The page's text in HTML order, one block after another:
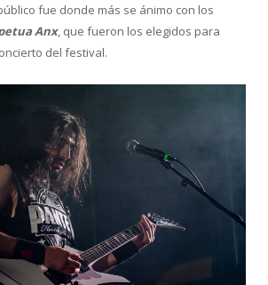
fue donde más se ánimo con los
Anx, que fueron los elegidos para
del festival.